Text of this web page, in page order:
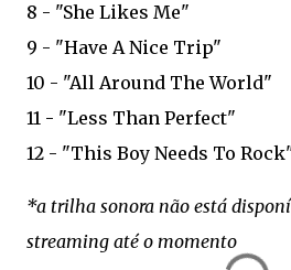
8 - "She Likes Me"
9 - "Have A Nice Trip"
10 - "All Around The World"
11 - "Less Than Perfect"
12 - "This Boy Needs To
*a trilha sonora não está
streaming até o momento